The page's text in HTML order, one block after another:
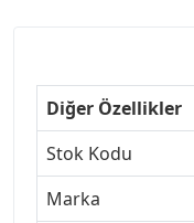
Diğer Özellikler
Stok Kodu
Marka